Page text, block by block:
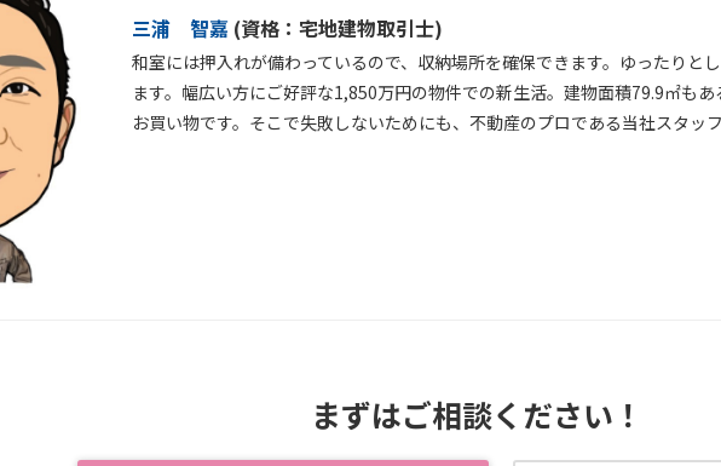
三浦 智嘉 (資格：宅地建物取引士)
和室には押入れが備わっているので、収納場所を確保できます。ゆったりと
ます。幅広い方にご好評な1,850万円の物件での新生活。建物面積79.9㎡も
お買い物です。そこで失敗しないためにも、不動産のプロである当社スタッ
まずはご相談ください！